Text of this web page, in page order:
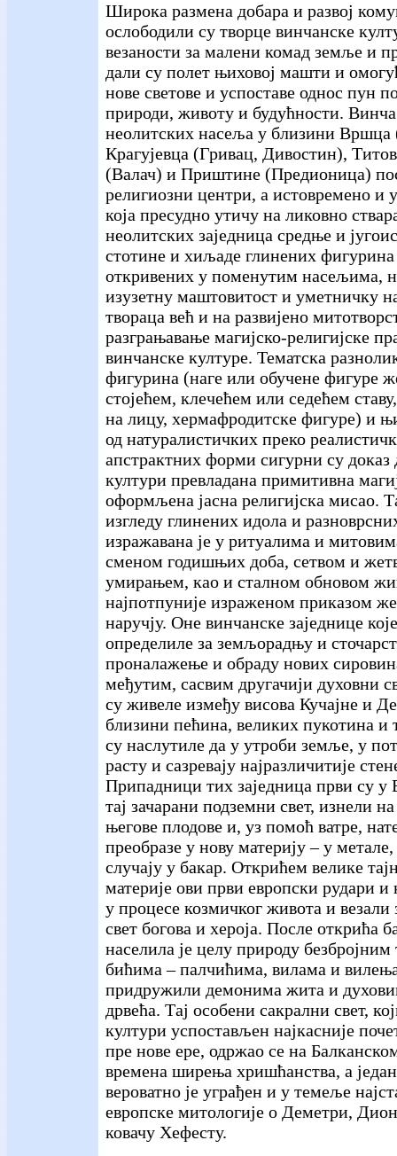
Широка размена добара и развој
ослободили су творце винчанске
везаности за малени комад земље и
дали су полет њиховој машти и
нове светове и успоставе однос пун
природи, животу и будућности.
неолитских насеља у близини
Крагујевца (Гривац, Дивостин),
(Валач) и Приштине (Предионица)
религиозни центри, а истовремено и
која пресудно утичу на ликовно
неолитских заједница средње и
стотине и хиљаде глинених
откривених у поменутим насељима,
изузетну маштовитост и уметничку
твораца већ и на развијено
разграњавање магијско-религијске
винчанске културе. Тематска
фигурина (наге или обучене фигуре
стојећем, клечећем или седећем
на лицу, хермафродитске фигуре) и
од натуралистичких преко
апстрактних форми сигурни су доказ
култури превладана примитивна
оформљена јасна религијска мисао.
изгледу глинених идола и
изражавана је у ритуалима и
сменом годишњих доба, сетвом и
умирањем, као и сталном обновом
најпотпуније израженом приказом
наручју. Оне винчанске заједнице
определиле за земљорадњу и
проналажење и обраду нових
међутим, сасвим другачији духовни
су живеле између висова Кучајне и
близини пећина, великих пукотина и
су наслутиле да у утроби земље, у
расту и сазревају најразличитије
Припадници тих заједница први су у
тај зачарани подземни свет, изнели
његове плодове и, уз помоћ ватре,
преобразе у нову материју – у
случају у бакар. Открићем велике
материје ови први европски рудари и
у процесе козмичког живота и везали
свет богова и хероја. После открића
населила је целу природу безбројним
бићима – палчићима, вилама и
придружили демонима жита и
дрвећа. Тај особени сакрални свет,
култури успостављен најкасније
пре нове ере, одржао се на
времена ширења хришћанства, а
вероватно је уграђен и у темеље
европске митологије о Деметри,
ковачу Хефесту.